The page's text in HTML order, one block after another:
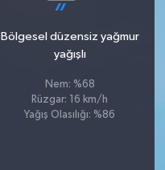
Bölgesel düzensiz yağmur
yağışlı
Nem: %68
Rüzgar: 16 km/h
Yağış Olasılığı: %86